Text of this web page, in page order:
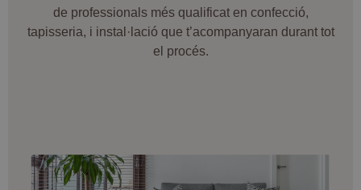
de professionals més qualificat en confecció,
tapisseria, i instal·lació que t’acompanyaran durant tot
el procés.